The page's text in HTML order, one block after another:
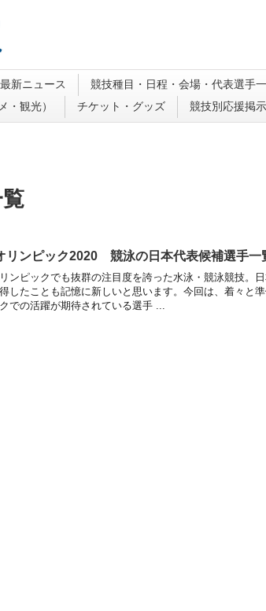
最新ニュース 競技種目・日程・会場・代表選手
・観光）
チケット・グッズ 競技別応援掲
覧
リンピック2020 競泳の日本代表候補選手一
ンピックでも抜群の注目度を誇った水泳・競泳競技。
したことも記憶に新しいと思います。今回は、着々と
での活躍が期待されている選手 ...